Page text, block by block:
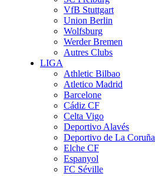
VfB Stuttgart
Union Berlin
Wolfsburg
Werder Bremen
Autres Clubs
LIGA
Athletic Bilbao
Atletico Madrid
Barcelone
Cádiz CF
Celta Vigo
Deportivo Alavés
Deportivo de La Coruña
Elche CF
Espanyol
FC Séville